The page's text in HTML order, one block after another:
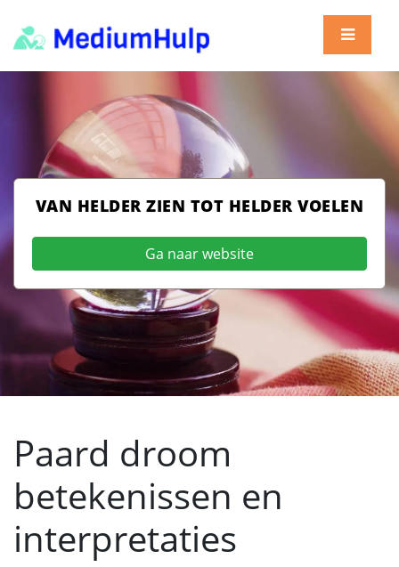
VAN HELDER ZIEN TOT HELDER VOELEN
Ga naar website
Paard droom
betekenissen en
interpretaties